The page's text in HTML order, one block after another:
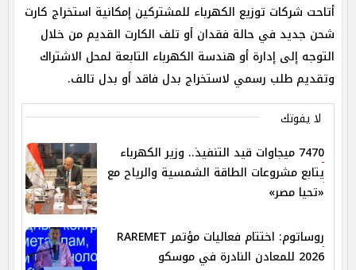
أتاحت شركات توزيع الكهرباء للمشتركين إمكانية استخراج كارت
شحن جديد في حالة فقدان أو تلف الكارت القديم من خلال
التوجه إلى إدارة أو هندسة الكهرباء التابعة لمحل الاشتراك
وتقديم طلب رسمي لاستخراج بدل فاقد أو بدل تالف.
لا يفوتك
7470 ميجاوات قيد التنفيذ.. وزير الكهرباء
يتابع مشروعات الطاقة الشمسية والرياح مع
«تحيا مصر»
روساتوم: اختتام فعاليات مؤتمر RAREMET
2026 للمعادن النادرة في موسكو